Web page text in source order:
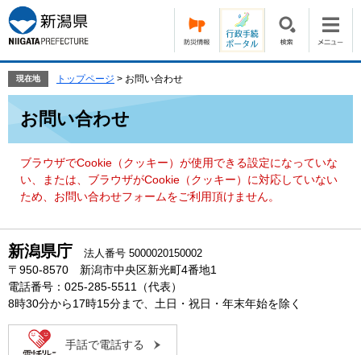
ー
ジ
の
頭
す。
ニ
ュ
ー
飛
て
現在地 トップページ > お問い合わせ
お問い合わせ
ブラウザでCookie（クッキー）が使用できる設定になっていな
い、または、ブラウザがCookie（クッキー）に対応していない
ため、お問い合わせフォームをご利用頂けません。
新潟県庁 法人番号 5000020150002
〒950-8570 新潟市中央区新光町4番地1
電話番号：025-285-5511（代表）
8時30分から17時15分まで、土日・祝日・年末年始を除く
手話で電話する